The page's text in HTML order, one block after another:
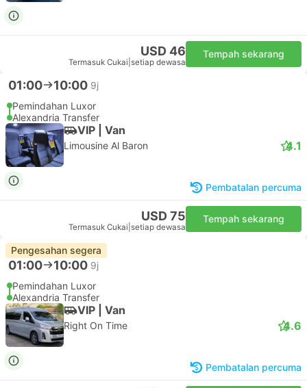
USD 46
Termasuk Cukai setiap dewasa
Tempah sekarang
01:00 10:00 9j
Pemindahan Luxor
Alexandria Transfer
VIP | Van
Limousine Al Baron 4.1
Pembatalan percuma
USD 75
Termasuk Cukai setiap dewasa
Tempah sekarang
Pengesahan segera
01:00 10:00 9j
Pemindahan Luxor
Alexandria Transfer
VIP | Van
Right On Time 4.6
Pembatalan percuma